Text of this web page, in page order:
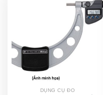
DỤNG CỤ ĐO